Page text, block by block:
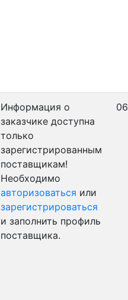
Информация о
заказчике доступна
только
зарегистрированным
поставщикам!
Необходимо
авторизоваться или
зарегистрироваться
и заполнить профиль
поставщика.